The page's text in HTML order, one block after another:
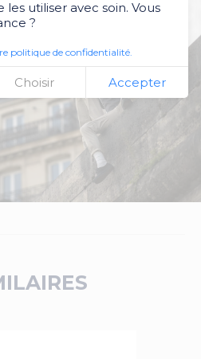
les utiliser avec soin. Vous
?
politique de confidentialité.
Choisir Accepter